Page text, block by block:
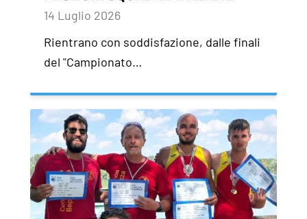
14 Luglio 2026
Rientrano con soddisfazione, dalle finali
del "Campionato…